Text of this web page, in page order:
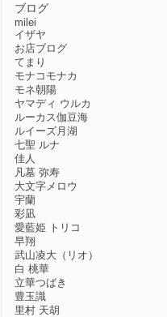
ブログ
milei
イザヤ
お店ブログ
てまり
モナコモナカ
モネ朝陽
ヤマディ ウルカ
ルーカス伽豆海
ルイーズ月湖
七聖 ルナ
佳人
凡墓 弥寿
大文字メロウ
宇蘭
彩凪
愛藍姫 トリコ
早翔
武山凌大（リオ）
白 桃華
立華つばき
豊玉識
里村 天胡